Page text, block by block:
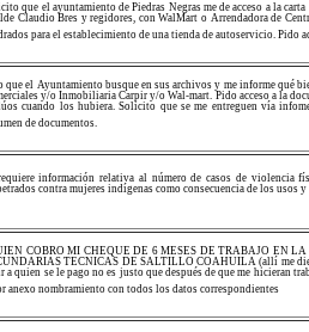
que el ayuntamiento de Piedras Negras me de acceso a la
Claudio Bres y regidores, con WalMart o Arrendadora de
para el establecimiento de una tienda de autoservicio. Pido
que el Ayuntamiento busque en sus archivos y me informe qué
y/o Inmobiliaria Carpir y/o Wal-mart. Pido acceso a la
cuando los hubiera. Solicito que se me entreguen vía
de documentos.
información relativa al número de casos de
contra mujeres indígenas como consecuencia de los usos
COBRO MI CHEQUE DE 6 MESES DE TRABAJO EN
TECNICAS DE SALTILLO COAHUILA (allí me
a quien se le pago no es justo que después de que me hicieran
anexo nombramiento con todos los datos correspondientes